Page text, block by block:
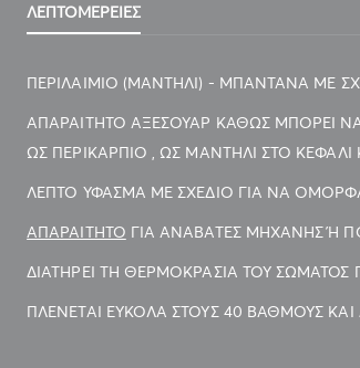
ΠΕΡΙΛΑΙΜΙΟ - ΜΑΝΤΗΛΙ - ΜΠΑΝΤΑΝΑ
ΛΕΠΤΟΜΈΡΕΙΕΣ
ΠΕΡΙΛΑΙΜΙΟ (ΜΑΝΤΗΛΙ) - ΜΠΑΝΤΑΝΑ ΜΕ
ΑΠΑΡΑΙΤΗΤΟ ΑΞΕΣΟΥΑΡ ΚΑΘΩΣ ΜΠΟΡΕΙ
ΩΣ ΠΕΡΙΚΑΡΠΙΟ , ΩΣ ΜΑΝΤΗΛΙ ΣΤΟ ΚΕΦΑΛΙ
ΛΕΠΤΟ ΥΦΑΣΜΑ ΜΕ ΣΧΕΔΙΟ ΓΙΑ ΝΑ
ΑΠΑΡΑΙΤΗΤΟ ΓΙΑ ΑΝΑΒΑΤΕΣ ΜΗΧΑΝΗΣ Ή
ΔΙΑΤΗΡΕΙ ΤΗ ΘΕΡΜΟΚΡΑΣΙΑ ΤΟΥ ΣΩΜΑΤΟΣ
ΠΛΕΝΕΤΑΙ ΕΥΚΟΛΑ ΣΤΟΥΣ 40 ΒΑΘΜΟΥΣ ΚΑΙ